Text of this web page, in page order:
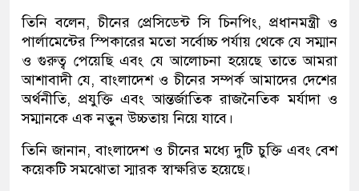
তিনি বলেন, চীনের প্রেসিডেন্ট সি চিনপিং, প্রধানমন্ত্রী ও
পার্লামেন্টের স্পিকারের মতো সর্বোচ্চ পর্যায় থেকে যে সম্মান
ও গুরুত্ব পেয়েছি এবং যে আলোচনা হয়েছে তাতে আমরা
আশাবাদী যে, বাংলাদেশ ও চীনের সম্পর্ক আমাদের দেশের
অর্থনীতি, প্রযুক্তি এবং আন্তর্জাতিক রাজনৈতিক মর্যাদা ও
সম্মানকে এক নতুন উচ্চতায় নিয়ে যাবে।
তিনি জানান, বাংলাদেশ ও চীনের মধ্যে দুটি চুক্তি এবং বেশ
কয়েকটি সমঝোতা স্মারক স্বাক্ষরিত হয়েছে।